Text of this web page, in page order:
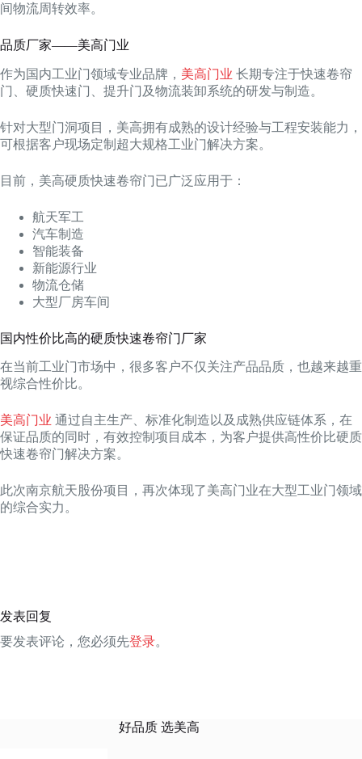
间物流周转效率。
品质厂家——美高门业
作为国内工业门领域专业品牌， 美高门业 长期专注于快速卷帘
门、硬质快速门、提升门及物流装卸系统的研发与制造。
针对大型门洞项目，美高拥有成熟的设计经验与工程安装能力，
可根据客户现场定制超大规格工业门解决方案。
目前，美高硬质快速卷帘门已广泛应用于：
航天军工
汽车制造
智能装备
新能源行业
物流仓储
大型厂房车间
国内性价比高的硬质快速卷帘门厂家
在当前工业门市场中，很多客户不仅关注产品品质，也越来越重
视综合性价比。
美高门业 通过自主生产、标准化制造以及成熟供应链体系，在
保证品质的同时，有效控制项目成本，为客户提供高性价比硬质
快速卷帘门解决方案。
此次南京航天股份项目，再次体现了美高门业在大型工业门领域
的综合实力。
发表回复
要发表评论，您必须先登录。
好品质 选美高